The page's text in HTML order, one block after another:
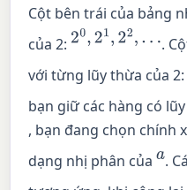
Cột bên trái của bảng
của 2: 20,21,2 2,… .
với từng lũy thừa của
bạn giữ các hàng có
, bạn đang chọn chính
dạng nhị phân củaa.